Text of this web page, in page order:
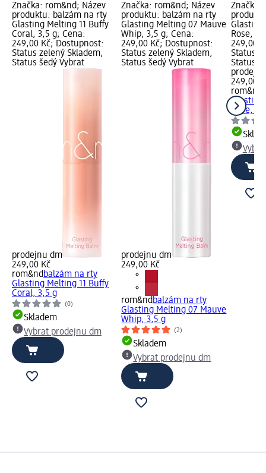
Značka: rom&nd; Název
produktu: balzám na rty
Glasting Melting 11 Buffy
Coral, 3,5 g; Cena:
249,00 Kč; Dostupnost:
Status zelený Skladem,
Status šedý Vybrat
prodejnu dm
249,00 Kč
rom&ndbalzám na rty
Glasting Melting 11 Buffy
Coral, 3,5 g
(0)
Skladem
Vybrat prodejnu dm
Značka: rom&nd; Název
produktu: balzám na rty
Glasting Melting 07 Mauve
Whip, 3,5 g; Cena:
249,00 Kč; Dostupnost:
Status zelený Skladem,
Status šedý Vybrat
prodejnu dm
249,00 Kč
rom&ndbalzám na rty
Glasting Melting 07 Mauve
Whip, 3,5 g
(2)
Skladem
Vybrat prodejnu dm
Značka:
Glasting
Rose,
249,00
Status
Status
249,00
rom&nd
Glasting
Rose,